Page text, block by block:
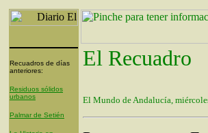
Recuadros de días
anteriores:
Residuos sólidos
urbanos
Palmar de Setién
El Recuadro
El Mundo de Andalucía,